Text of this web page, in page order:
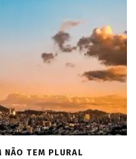
NÃO TEM PLURAL